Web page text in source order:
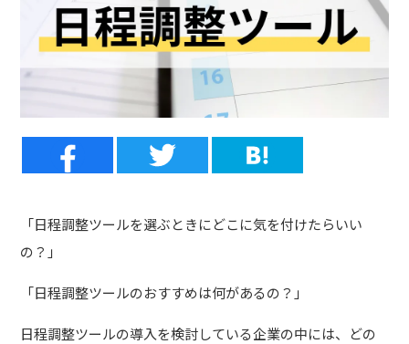
「日程調整ツールを選ぶときにどこに気を付けたらいい
の？」
「日程調整ツールのおすすめは何があるの？」
日程調整ツールの導入を検討している企業の中には、どの